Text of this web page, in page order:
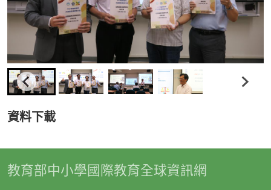
資料下載
教育部中小學國際教育全球資訊網